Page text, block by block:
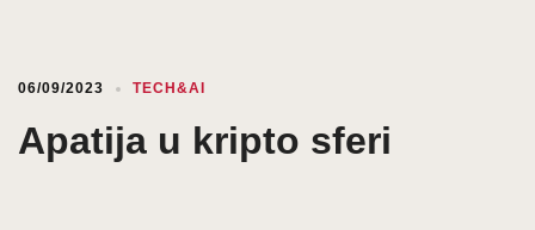
06/09/2023 TECH&AI
Apatija u kripto sferi